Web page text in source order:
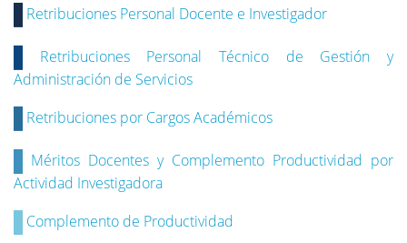
Retribuciones Personal Docente e Investigador
Retribuciones Personal Técnico de Gestión y
Administración de Servicios
Retribuciones por Cargos Académicos
Méritos Docentes y Complemento Productividad por
Actividad Investigadora
Complemento de Productividad